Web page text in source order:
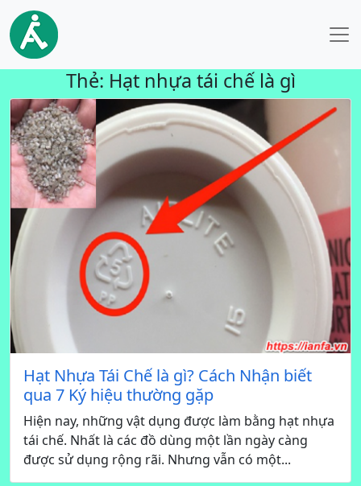
Thẻ: Hạt nhựa tái chế là gì
Hạt Nhựa Tái Chế là gì? Cách Nhận biết
qua 7 Ký hiệu thường gặp
Hiện nay, những vật dụng được làm bằng hạt nhựa
tái chế. Nhất là các đồ dùng một lần ngày càng
được sử dụng rộng rãi. Nhưng vẫn có một...